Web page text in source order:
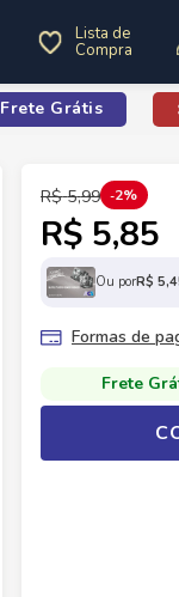
Lista de
Compra
Frete Grátis
R$ 5,99 2%
R$ 5,85
Ou porR$ 5,
Formas de
Frete